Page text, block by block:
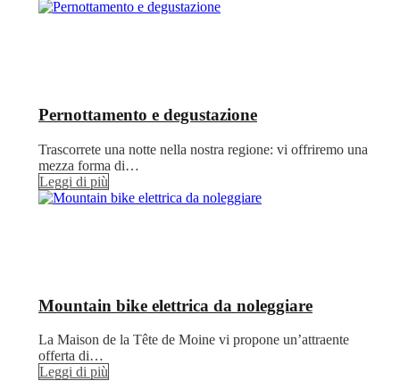
Pernottamento e degustazione
Trascorrete una notte nella nostra regione: vi offriremo una
mezza forma di…
Leggi di più
Mountain bike elettrica da noleggiare
La Maison de la Tête de Moine vi propone un’attraente
offerta di…
Leggi di più